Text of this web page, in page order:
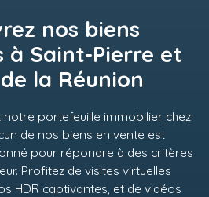
nos biens
à Saint-Pierre et
la Réunion
portefeuille immobilier chez
de nos biens en vente est
pour répondre à des critères
Profitez de visites virtuelles
HDR captivantes, et de vidéos